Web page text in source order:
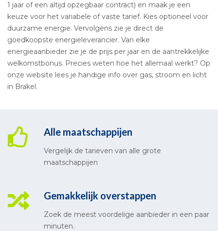
1 jaar of een altijd opzegbaar contract) en maak je een
keuze voor het variabele of vaste tarief. Kies optioneel voor
duurzame energie. Vervolgens zie je direct de
goedkoopste energieleverancier. Van elke
energieaanbieder zie je de prijs per jaar en de aantrekkelijke
welkomstbonus. Precies weten hoe het allemaal werkt? Op
onze website lees je handige info over gas, stroom en licht
in Brakel.
Alle maatschappijen
Vergelijk de tarieven van alle grote
maatschappijen
Gemakkelijk overstappen
Zoek de meest voordelige aanbieder in een paar
minuten.